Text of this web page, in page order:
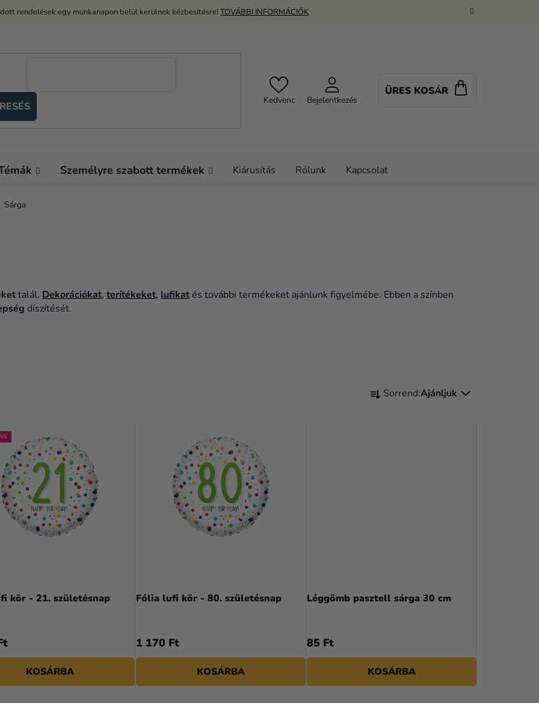
rendelések egy munkanapon belül kerülnek kézbesítésre! TOVÁBBI INFORMÁCIÓK
Kedvenc Bejelentkezés
ÜRES KOSÁR
Személyre szabott termékek Kiárusítás Rólunk Kapcsolat
Sárga
talál. Dekorációkat, terítékeket, lufikat és további termékeket ajánlunk figyelmébe. Ebben a színben
díszítését.
T
N
Z
É
Sorrend:Ajánljuk
kör - 21. születésnap
KOSÁRBA
Fólia lufi kör - 80. születésnap
1 170 Ft
KOSÁRBA
Léggömb pasztell sárga 30 cm
85 Ft
KOSÁRBA